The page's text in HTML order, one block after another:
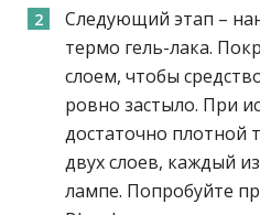
Следующий этап –
термо гель-лака.
слоем, чтобы
ровно застыло. При
достаточно плотной
двух слоев, каждый
лампе. Попробуйте